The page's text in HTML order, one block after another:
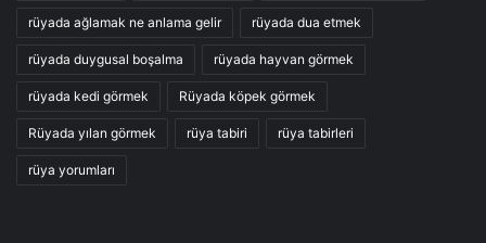
rüyada ağlamak ne anlama gelir rüyada dua etmek
rüyada duygusal boşalma rüyada hayvan görmek
rüyada kedi görmek Rüyada köpek görmek
Rüyada yılan görmek rüya tabiri rüya tabirleri
rüya yorumları